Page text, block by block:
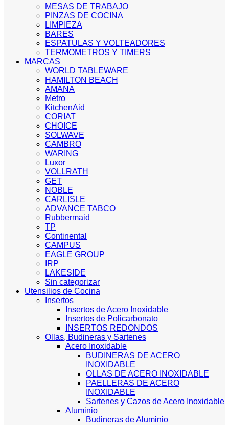
MESAS DE TRABAJO
PINZAS DE COCINA
LIMPIEZA
BARES
ESPATULAS Y VOLTEADORES
TERMOMETROS Y TIMERS
MARCAS
WORLD TABLEWARE
HAMILTON BEACH
AMANA
Metro
KitchenAid
CORIAT
CHOICE
SOLWAVE
CAMBRO
WARING
Luxor
VOLLRATH
GET
NOBLE
CARLISLE
ADVANCE TABCO
Rubbermaid
TP
Continental
CAMPUS
EAGLE GROUP
IRP
LAKESIDE
Sin categorizar
Utensilios de Cocina
Insertos
Insertos de Acero Inoxidable
Insertos de Policarbonato
INSERTOS REDONDOS
Ollas, Budineras y Sartenes
Acero Inoxidable
BUDINERAS DE ACERO
INOXIDABLE
OLLAS DE ACERO INOXIDABLE
PAELLERAS DE ACERO
INOXIDABLE
Sartenes y Cazos de Acero Inoxidable
Aluminio
Budineras de Aluminio